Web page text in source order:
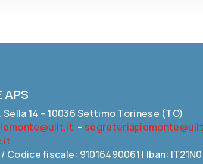
APS
Sella 14 – 10036 Settimo Torinese (TO)
–
/ Codice fiscale: 91016490061 | Iban: